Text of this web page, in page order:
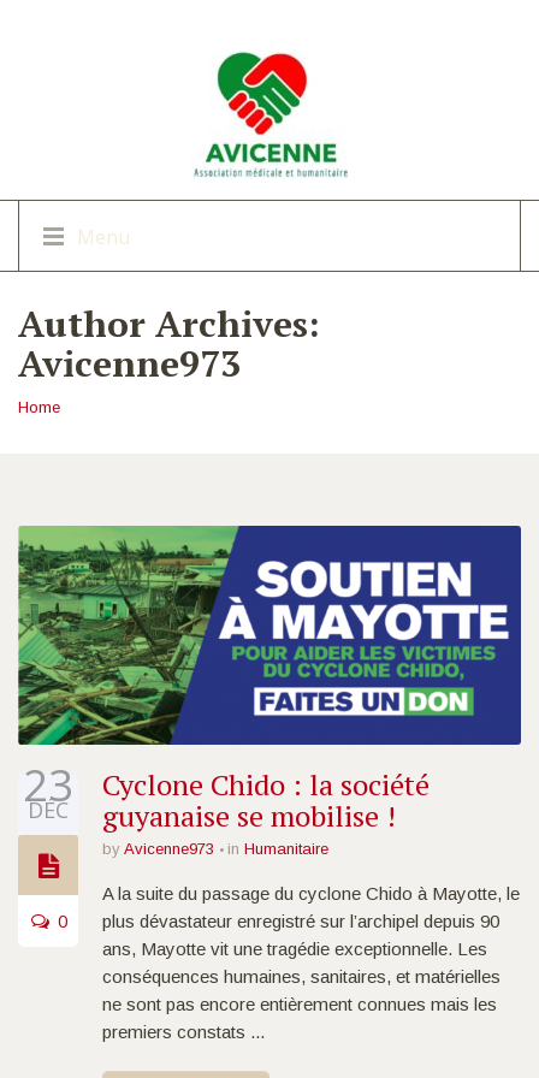
Menu
Author Archives:
Avicenne973
Home
23
DÉC
0
Cyclone Chido : la société
guyanaise se mobilise !
by Avicenne973 in Humanitaire
A la suite du passage du cyclone Chido à Mayotte, le
plus dévastateur enregistré sur l’archipel depuis 90
ans, Mayotte vit une tragédie exceptionnelle. Les
conséquences humaines, sanitaires, et matérielles
ne sont pas encore entièrement connues mais les
premiers constats ...